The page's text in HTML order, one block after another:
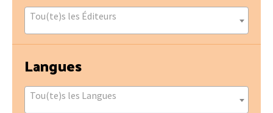
Tou(te)s les Éditeurs
Langues
Tou(te)s les Langues